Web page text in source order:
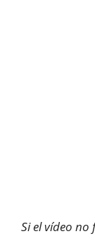
Si el vídeo no